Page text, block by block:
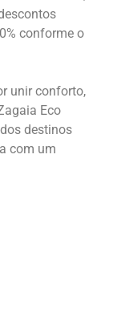
conforme o
unir conforto,
Eco
destinos
com um